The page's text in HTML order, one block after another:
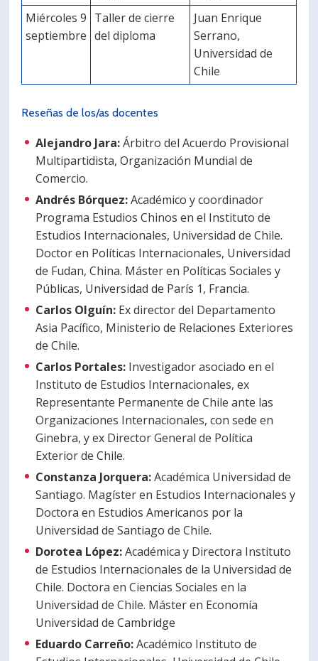
Miércoles 9
septiembre
Taller de cierre
del diploma
Juan Enrique
Serrano,
Universidad de
Chile
Reseñas de los/as docentes
Alejandro Jara:Árbitro del Acuerdo Provisional
Multipartidista, Organización Mundial de
Comercio.
Andrés Bórquez:Académico y coordinador
Programa Estudios Chinos en el Instituto de
Estudios Internacionales, Universidad de Chile.
Doctor en Políticas Internacionales, Universidad
de Fudan, China. Máster en Políticas Sociales y
Públicas, Universidad de París 1, Francia.
Carlos Olguín: Ex director del Departamento
Asia Pacífico, Ministerio de Relaciones Exteriores
de Chile.
Carlos Portales: Investigador asociado en el
Instituto de Estudios Internacionales, ex
Representante Permanente de Chile ante las
Organizaciones Internacionales, con sede en
Ginebra, y ex Director General de Política
Exterior de Chile.
Constanza Jorquera:Académica Universidad de
Santiago. Magíster en Estudios Internacionales y
Doctora en Estudios Americanos por la
Universidad de Santiago de Chile.
Dorotea López:Académica y Directora Instituto
de Estudios Internacionales de la Universidad de
Chile. Doctora en Ciencias Sociales en la
Universidad de Chile. Máster en Economía
Universidad de Cambridge
Eduardo Carreño:Académico Instituto de